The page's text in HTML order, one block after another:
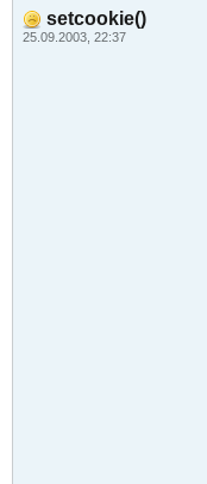
setcookie()
25.09.2003, 22:37